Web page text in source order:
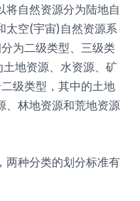
将自然资源分为陆地自
太空(宇宙)自然资源系
为二级类型、三级类
地资源、水资源、矿
级类型，其中的土地
、林地资源和荒地资源
两种分类的划分标准有